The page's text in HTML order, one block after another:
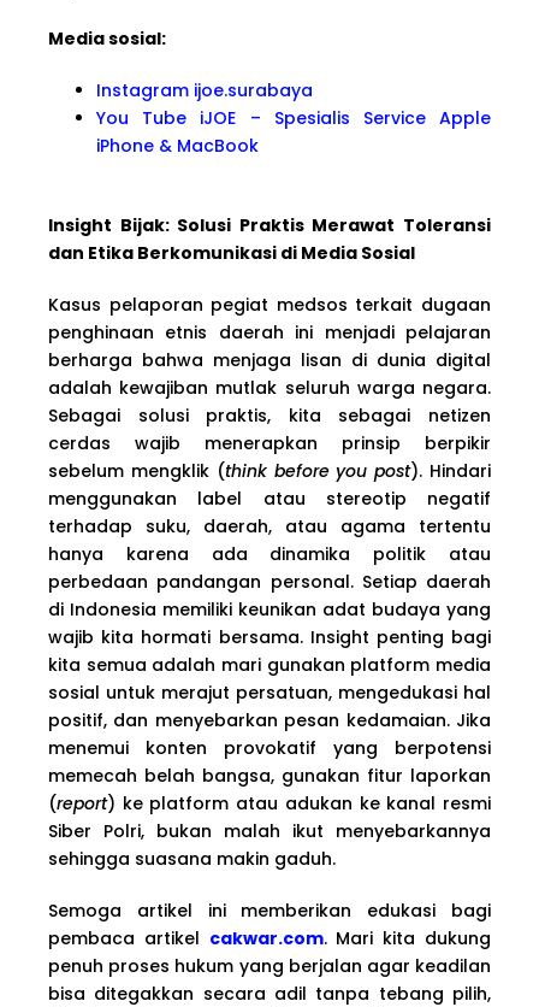
Media sosial:
Instagram ijoe.surabaya
You Tube iJOE – Spesialis Service Apple
iPhone & MacBook
Insight Bijak: Solusi Praktis Merawat Toleransi
dan Etika Berkomunikasi di Media Sosial
Kasus pelaporan pegiat medsos terkait dugaan
penghinaan etnis daerah ini menjadi pelajaran
berharga bahwa menjaga lisan di dunia digital
adalah kewajiban mutlak seluruh warga negara.
Sebagai solusi praktis, kita sebagai netizen
cerdas wajib menerapkan prinsip berpikir
sebelum mengklik (think before you post). Hindari
menggunakan label atau stereotip negatif
terhadap suku, daerah, atau agama tertentu
hanya karena ada dinamika politik atau
perbedaan pandangan personal. Setiap daerah
di Indonesia memiliki keunikan adat budaya yang
wajib kita hormati bersama. Insight penting bagi
kita semua adalah mari gunakan platform media
sosial untuk merajut persatuan, mengedukasi hal
positif, dan menyebarkan pesan kedamaian. Jika
menemui konten provokatif yang berpotensi
memecah belah bangsa, gunakan fitur laporkan
(report) ke platform atau adukan ke kanal resmi
Siber Polri, bukan malah ikut menyebarkannya
sehingga suasana makin gaduh.
Semoga artikel ini memberikan edukasi bagi
pembaca artikel cakwar.com. Mari kita dukung
penuh proses hukum yang berjalan agar keadilan
bisa ditegakkan secara adil tanpa tebang pilih,